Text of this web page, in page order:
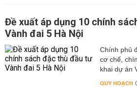
Đề xuất áp dụng 10 chính
Vành đai 5 Hà Nội
Chính phủ
cơ chế,
khai dự án
QUY HOẠCH